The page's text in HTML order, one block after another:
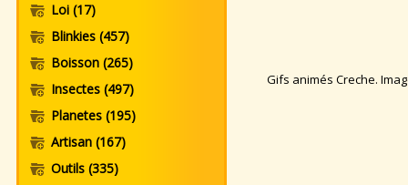
Loi (17)
Blinkies (457)
Boisson (265)
Insectes (497)
Planetes (195)
Artisan (167)
Outils (335)
Gifs animés Creche.